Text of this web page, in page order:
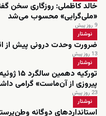
خالد کاظملی: روزگاری سخن
«ملی‌گرایی» محسوب می‌شد
9 روز پیش
نوشتار
ضرورت وحدت درونی پیش از
13 روز پیش
نوشتار
تورکیه
پیروزی از آن‌ماست» گرامی
23 روز پیش
نوشتار
استانداردهای دوگانه